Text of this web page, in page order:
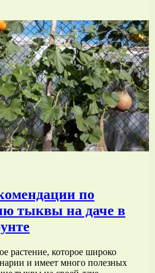
по
тыквы на даче в
растение, которое широко
и имеет много полезных